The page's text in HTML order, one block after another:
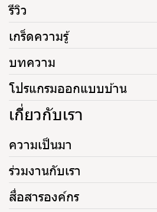
รีวิว
เกร็ดความรู้
บทความ
โปรแกรมออกแบบบ้าน
เกี่ยวกับเรา
ความเป็นมา
ร่วมงานกับเรา
สื่อสารองค์กร